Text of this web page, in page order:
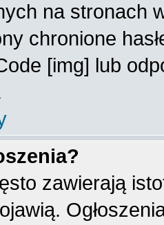
na stronach
chronione
[img] lub
zawierają